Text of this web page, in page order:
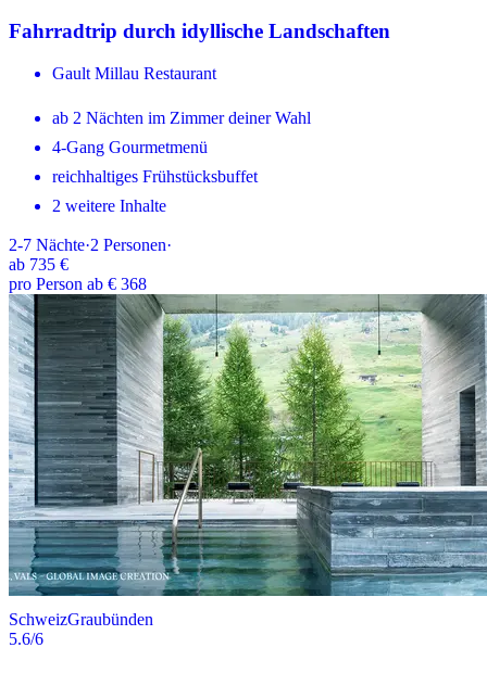
Fahrradtrip durch idyllische Landschaften
Gault Millau Restaurant
ab 2 Nächten im Zimmer deiner Wahl
4-Gang Gourmetmenü
reichhaltiges Frühstücksbuffet
2 weitere Inhalte
2-7 Nächte·2 Personen·
ab 735 €
pro Person ab € 368
SchweizGraubünden
5.6/6